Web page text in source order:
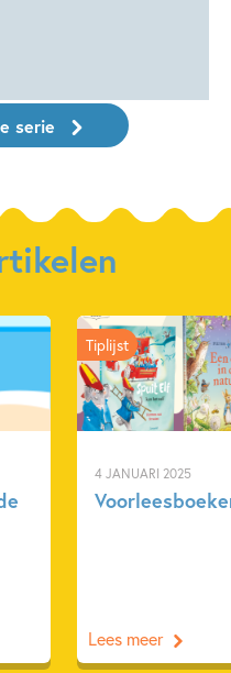
serie
4 JANUARI 2025
Tiplijst
Lees meer